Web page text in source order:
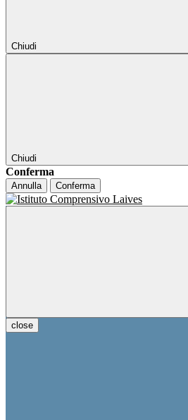
Chiudi
Chiudi
Conferma
Annulla Conferma
close